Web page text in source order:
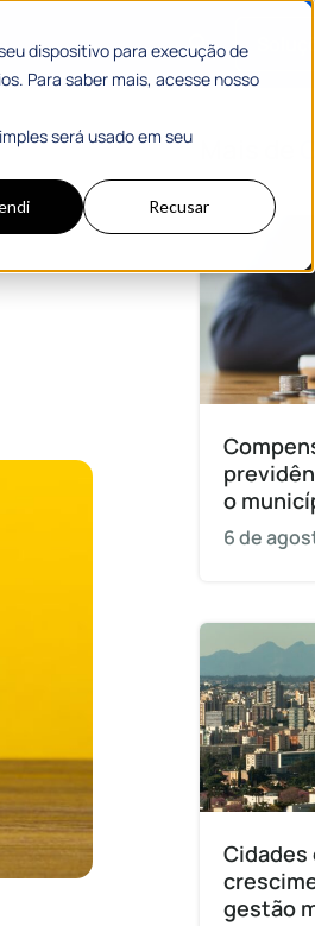
dispositivo para execução de
Para saber mais, acesse nosso
será usado em seu
Recusar
o
6 de
Cidades
gestão